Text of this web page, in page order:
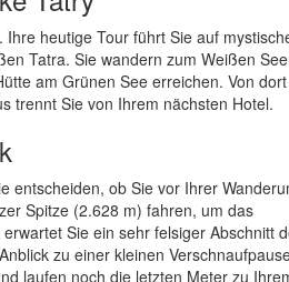
heutige Tour führt Sie auf
Tatra. Sie wandern zum Weißen
am Grünen See erreichen. Von dort
trennt Sie von Ihrem nächsten Hotel.
entscheiden, ob Sie vor Ihrer
Spitze (2.628 m) fahren, um das
Sie ein sehr felsiger Abschnitt
zu einer kleinen
laufen noch die letzten Meter zu